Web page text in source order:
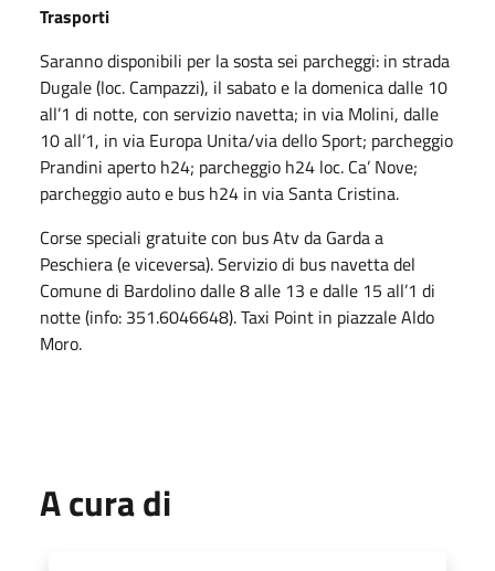
Trasporti
Saranno disponibili per la sosta sei parcheggi: in strada
Dugale (loc. Campazzi), il sabato e la domenica dalle 10
all’1 di notte, con servizio navetta; in via Molini, dalle
10 all’1, in via Europa Unita/via dello Sport; parcheggio
Prandini aperto h24; parcheggio h24 loc. Ca’ Nove;
parcheggio auto e bus h24 in via Santa Cristina.
Corse speciali gratuite con bus Atv da Garda a
Peschiera (e viceversa). Servizio di bus navetta del
Comune di Bardolino dalle 8 alle 13 e dalle 15 all’1 di
notte (info: 351.6046648). Taxi Point in piazzale Aldo
Moro.
A cura di